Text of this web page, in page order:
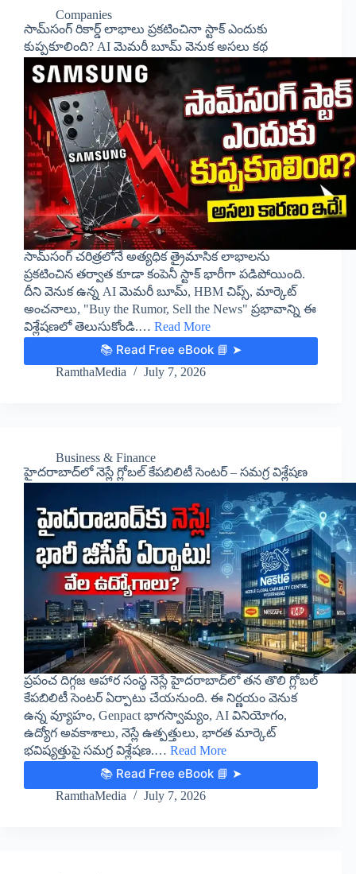
Companies
సామ్‌సంగ్ రికార్డ్ లాభాలు ప్రకటించినా స్టాక్ ఎందుకు
కుప్పకూలింది? AI మెమరీ బూమ్ వెనుక అసలు కథ
సామ్‌సంగ్ చరిత్రలోనే అత్యధిక త్రైమాసిక లాభాలను
ప్రకటించిన తర్వాత కూడా కంపెనీ స్టాక్ భారీగా పడిపోయింది.
దీని వెనుక ఉన్న AI మెమరీ బూమ్, HBM చిప్స్, మార్కెట్
అంచనాలు, "Buy the Rumor, Sell the News" ప్రభావాన్ని ఈ
విశ్లేషణలో తెలుసుకోండి.… Read More
📚 Read Free eBook 📘 ➤
RamthaMedia July 7, 2026
Business & Finance
హైదరాబాద్‌లో నెస్లే గ్లోబల్ కేపబిలిటీ సెంటర్ – సమగ్ర విశ్లేషణ
ప్రపంచ దిగ్గజ ఆహార సంస్థ నెస్లే హైదరాబాద్‌లో తన తొలి గ్లోబల్
కేపబిలిటీ సెంటర్ ఏర్పాటు చేయనుంది. ఈ నిర్ణయం వెనుక
ఉన్న వ్యూహం, Genpact భాగస్వామ్యం, AI వినియోగం,
ఉద్యోగ అవకాశాలు, నెస్లే ఉత్పత్తులు, భారత మార్కెట్
భవిష్యత్తుపై సమగ్ర విశ్లేషణ.… Read More
📚 Read Free eBook 📘 ➤
RamthaMedia July 7, 2026